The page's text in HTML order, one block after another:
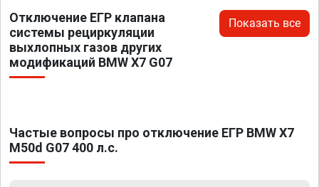
Отключение ЕГР клапана
системы рециркуляции
выхлопных газов других
модификаций BMW X7 G07
Показать все
Частые вопросы про отключение ЕГР BMW X7
M50d G07 400 л.с.